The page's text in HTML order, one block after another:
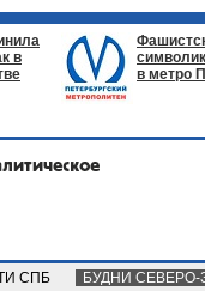
в
в метро
СПБ БУДНИ